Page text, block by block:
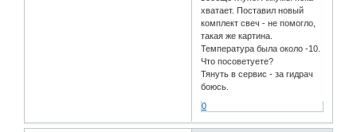
хватает. Поставил новый
комплект свеч - не помогло,
такая же картина.
Температура была около -10.
Что посоветуете?
Тянуть в сервис - за гидрач
боюсь.
0